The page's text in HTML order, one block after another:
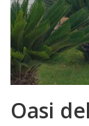
Oasi